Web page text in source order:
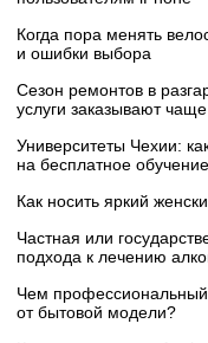
Когда пора менять
и ошибки выбора
Сезон ремонтов в
услуги заказывают чаще
Университеты Чехии:
на бесплатное обучение
Как носить яркий
Частная или
подхода к лечению
Чем профессиональный
от бытовой модели?